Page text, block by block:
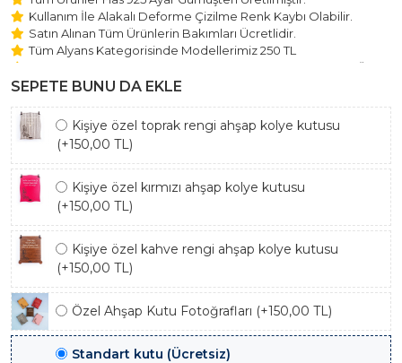
Kullanım İle Alakalı Deforme Çizilme Renk Kaybı Olabilir.
Satın Alınan Tüm Ürünlerin Bakımları Ücretlidir.
Tüm Alyans Kategorisinde Modellerimiz 250 TL
Beştaş Tektaş Kolye ve Bileklik Modellerimiz 150 TL Sabit Ücret
ile Hareket Edilmektedir.
SEPETE BUNU DA EKLE
Kişiye özel toprak rengi ahşap kolye kutusu
(+150,00 TL)
Kişiye özel kırmızı ahşap kolye kutusu
(+150,00 TL)
Kişiye özel kahve rengi ahşap kolye kutusu
(+150,00 TL)
Özel Ahşap Kutu Fotoğrafları (+150,00 TL)
Standart kutu (Ücretsiz)